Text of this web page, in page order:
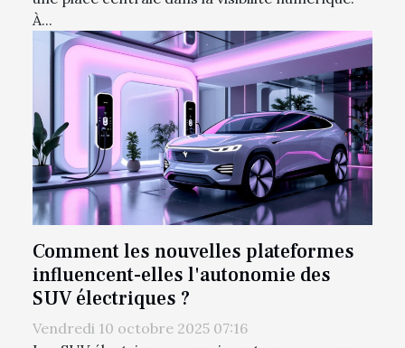
À...
Comment les nouvelles plateformes
influencent-elles l'autonomie des
SUV électriques ?
Vendredi 10 octobre 2025 07:16